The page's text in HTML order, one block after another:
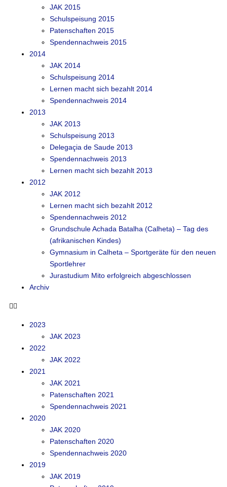
JAK 2015
Schulspeisung 2015
Patenschaften 2015
Spendennachweis 2015
2014
JAK 2014
Schulspeisung 2014
Lernen macht sich bezahlt 2014
Spendennachweis 2014
2013
JAK 2013
Schulspeisung 2013
Delegaçia de Saude 2013
Spendennachweis 2013
Lernen macht sich bezahlt 2013
2012
JAK 2012
Lernen macht sich bezahlt 2012
Spendennachweis 2012
Grundschule Achada Batalha (Calheta) – Tag des
(afrikanischen Kindes)
Gymnasium in Calheta – Sportgeräte für den neuen
Sportlehrer
Jurastudium Mito erfolgreich abgeschlossen
Archiv
2023
JAK 2023
2022
JAK 2022
2021
JAK 2021
Patenschaften 2021
Spendennachweis 2021
2020
JAK 2020
Patenschaften 2020
Spendennachweis 2020
2019
JAK 2019